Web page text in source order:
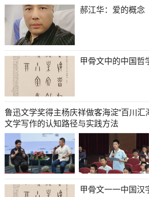
郝江华：爱的概念
甲骨文中的中国哲
鲁迅文学奖得主杨庆祥做客海淀“百川汇
文学写作的认知路径与实践方法
甲骨文一一中国汉